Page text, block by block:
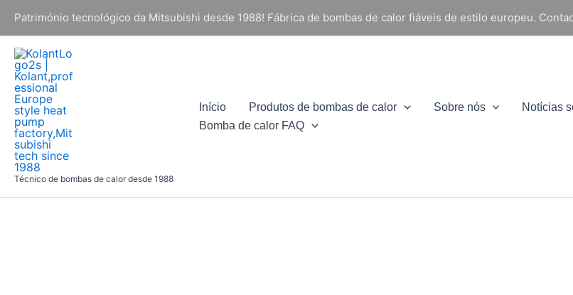
conteúdo
Património tecnológico da Mitsubishi desde 1988! Fábrica de bombas de calor fiáveis de estilo europeu.
Técnico de bombas de calor desde 1988
Início Produtos de bombas de calor Sobre nós
Notícias
Bomba de calor FAQ